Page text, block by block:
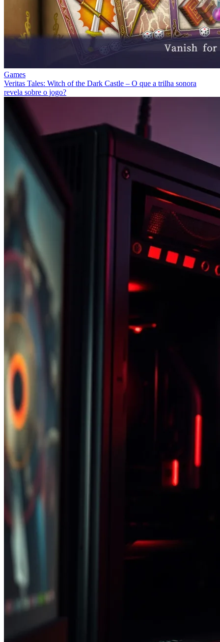
Games
Veritas Tales: Witch of the Dark Castle – O que a trilha sonora
revela sobre o jogo?